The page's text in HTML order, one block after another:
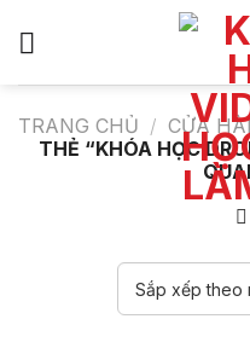
TRANG CHỦ / CỬA
THẺ “KHÓA HỌC